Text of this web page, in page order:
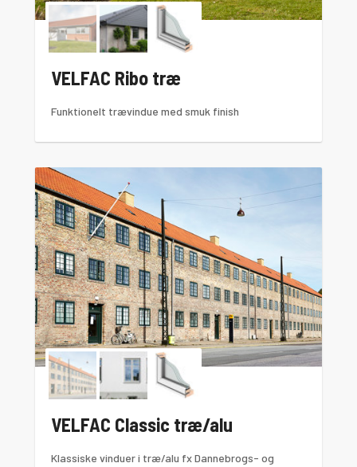
VELFAC Ribo træ
Funktionelt trævindue med smuk finish
VELFAC Classic træ/alu
Klassiske vinduer i træ/alu fx Dannebrogs- og